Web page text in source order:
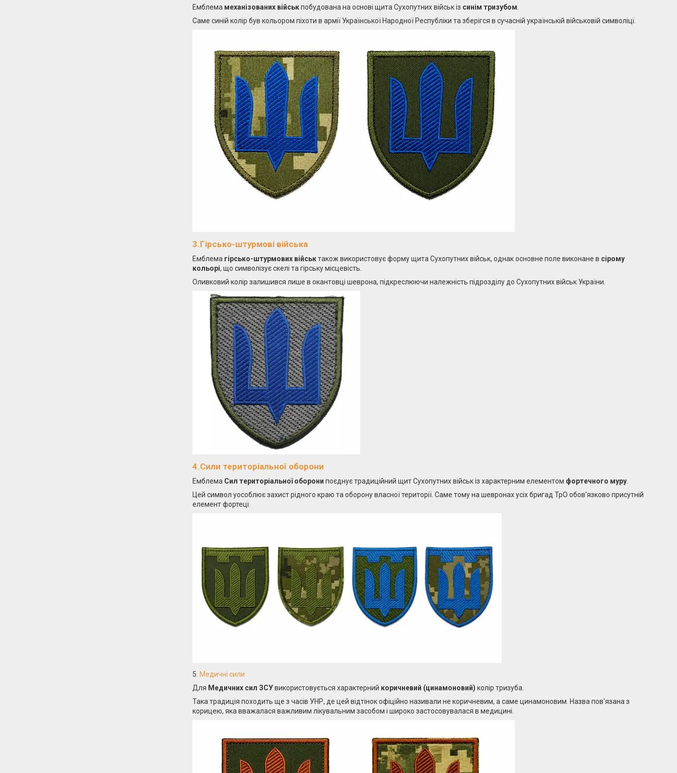
Емблема механізованих військпобудована на основі щита Сухопутних військ із синім тризубом
Саме синій колір був кольором піхоти в армії Української Народної Республіки та зберігся в сучасній українській військовій символіці.
3.Гірсько-штурмові війська
Емблема гірсько-штурмових військтакож використовує форму щита Сухопутних військ, однак основне поле виконане в сірому
кольорі, що символізує скелі та гірську місцевість.
Оливковий колір залишився лише в окантовці шеврона, підкреслюючи належність підрозділу до Сухопутних військ України.
4.Сили територіальної оборони
Емблема Сил територіальної оборони поєднує традиційний щит Сухопутних військ із характерним елементом фортечного муру
Цей символ уособлює захист рідного краю та оборону власної території. Саме тому на шевронах усіх бригад ТрО обов'язково присутній
елемент фортеці.
5 . Медичні сили
Для Медичних сил ЗСУвикористовується характерний коричневий (цинамоновий) колір тризуба.
Така традиція походить ще з часів УНР, де цей відтінок офіційно називали не коричневим, а саме цинамоновим. Назва пов'язана з
корицею, яка вважалася важливим лікувальним засобом і широко застосовувалася в медицині.